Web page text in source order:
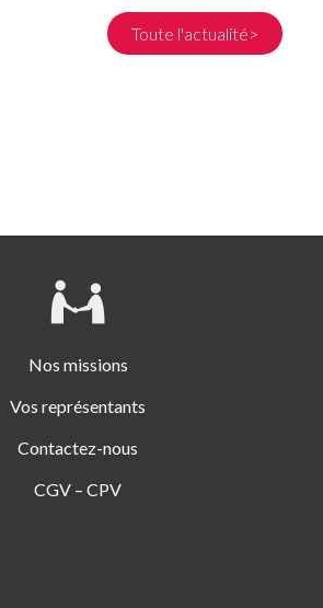
Toute l'actualité>
Nos missions
Vos représentants
Contactez-nous
CGV – CPV